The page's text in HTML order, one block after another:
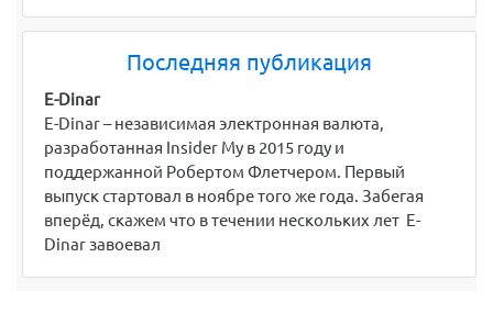
Последняя публикация
E-Dinar
E-Dinar – независимая электронная валюта,
разработанная Insider My в 2015 году и
поддержанной Робертом Флетчером. Первый
выпуск стартовал в ноябре того же года. Забегая
вперёд, скажем что в течении нескольких лет E-
Dinar завоевал